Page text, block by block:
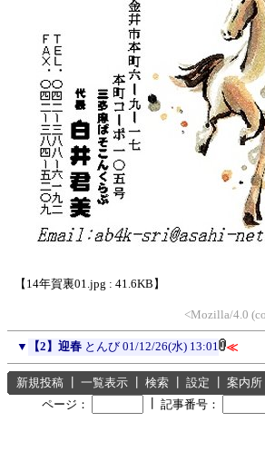
【14年賀裏01.jpg : 41.6KB】
<Mozilla/4.0
▼ 【2】迎春 とんび 01/12/26(水) 13:01 ≪
新規投稿 一覧表示 検索 設定 案内所
ページ：
記事番号：